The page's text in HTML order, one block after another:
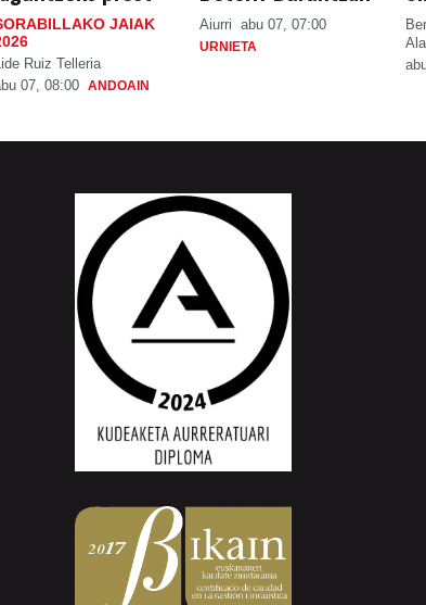
JAIAK
Ruiz Telleria
07, 08:00 ANDOAIN
Aiurri abu 07, 07:00
URNIETA